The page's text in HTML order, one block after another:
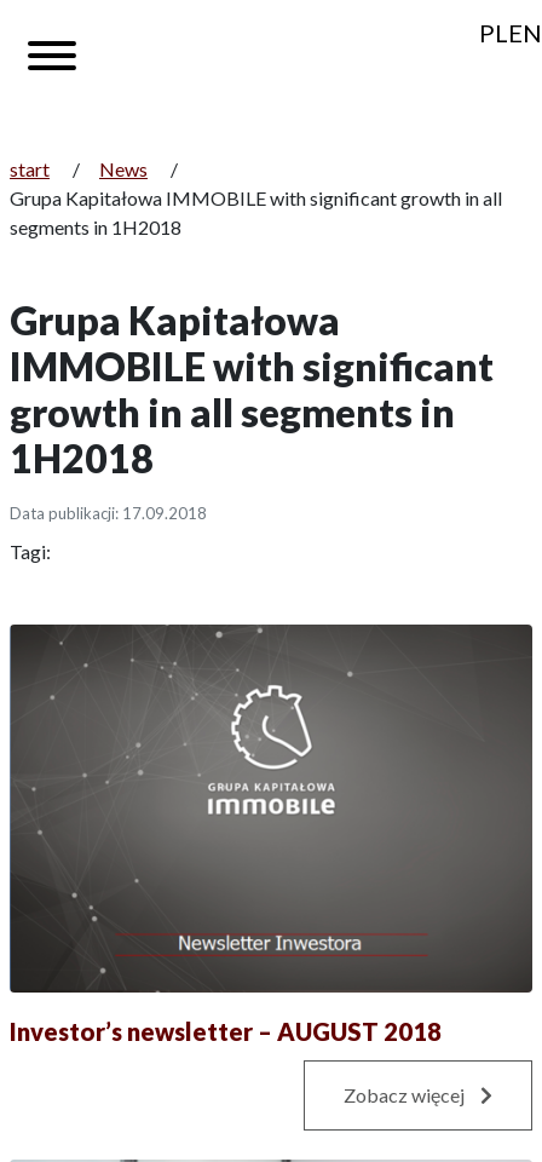
PLEN
start / News
/
Grupa Kapitałowa IMMOBILE with significant growth in all
segments in 1H2018
Grupa Kapitałowa
IMMOBILE with significant
growth in all segments in
1H2018
Data publikacji: 17.09.2018
Tagi:
Investor’s newsletter – AUGUST 2018
Zobacz więcej